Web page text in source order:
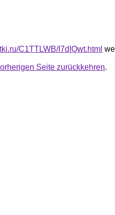
C1TTLWB/I7dIQwt.html
Seite zurückkehren.